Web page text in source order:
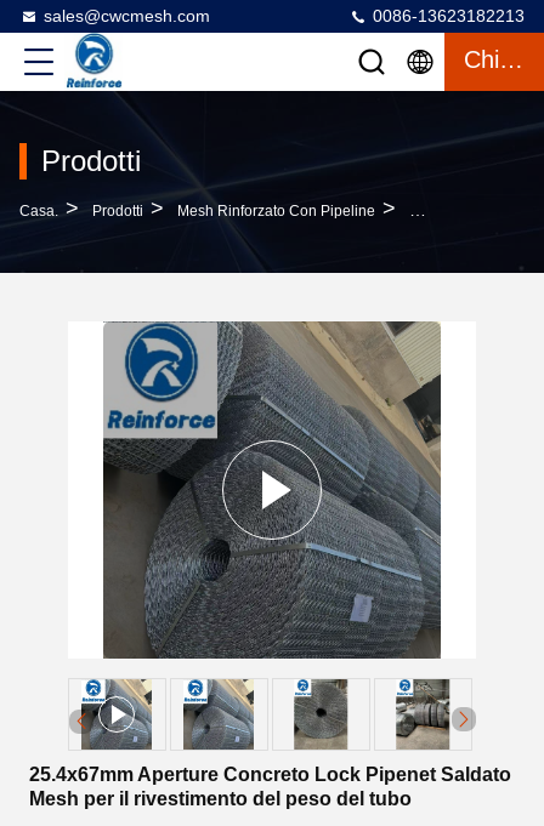
sales@cwcmesh.com 0086-13623182213
Chiacchierata
Prodotti
Casa. > Prodotti > Mesh Rinforzato Con Pipeline > 25.4x67mm
25.4x67mm Aperture Concreto Lock Pipenet Saldato
Mesh per il rivestimento del peso del tubo